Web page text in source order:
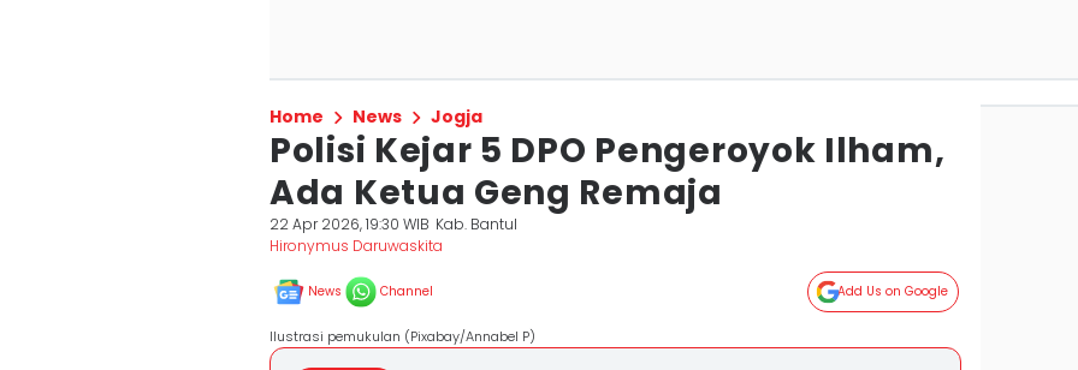
Home News Jogja
‎Polisi Kejar 5 DPO Pengeroyok Ilham,
Ada Ketua Geng Remaja
22 Apr 2026, 19:30 WIB Kab. Bantul
Hironymus Daruwaskita
News Channel Add Us on Google
Ilustrasi pemukulan (Pixabay/Annabel P)